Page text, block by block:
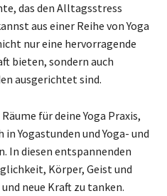
das den Alltagsstress
aus einer Reihe von Yoga
nur eine hervorragende
bieten, sondern auch
ausgerichtet sind.
für deine Yoga Praxis,
Yogastunden und Yoga- und
In diesen entspannenden
Körper, Geist und
neue Kraft zu tanken.